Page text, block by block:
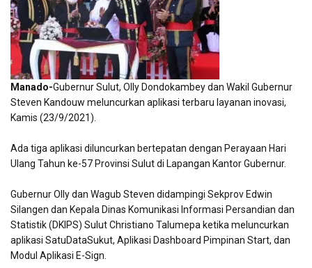
Manado-Gubernur Sulut, Olly Dondokambey dan Wakil Gubernur
Steven Kandouw meluncurkan aplikasi terbaru layanan inovasi,
Kamis (23/9/2021).
Ada tiga aplikasi diluncurkan bertepatan dengan Perayaan Hari
Ulang Tahun ke-57 Provinsi Sulut di Lapangan Kantor Gubernur.
Gubernur Olly dan Wagub Steven didampingi Sekprov Edwin
Silangen dan Kepala Dinas Komunikasi Informasi Persandian dan
Statistik (DKIPS) Sulut Christiano Talumepa ketika meluncurkan
aplikasi SatuDataSukut, Aplikasi Dashboard Pimpinan Start, dan
Modul Aplikasi E-Sign.